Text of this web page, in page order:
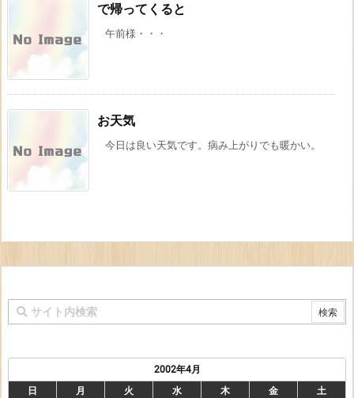
で帰ってくると
午前様・・・
お天気
今日は良い天気です。病み上がりでも暖かい。
2002年4月
日
月 火 水 木 金
土